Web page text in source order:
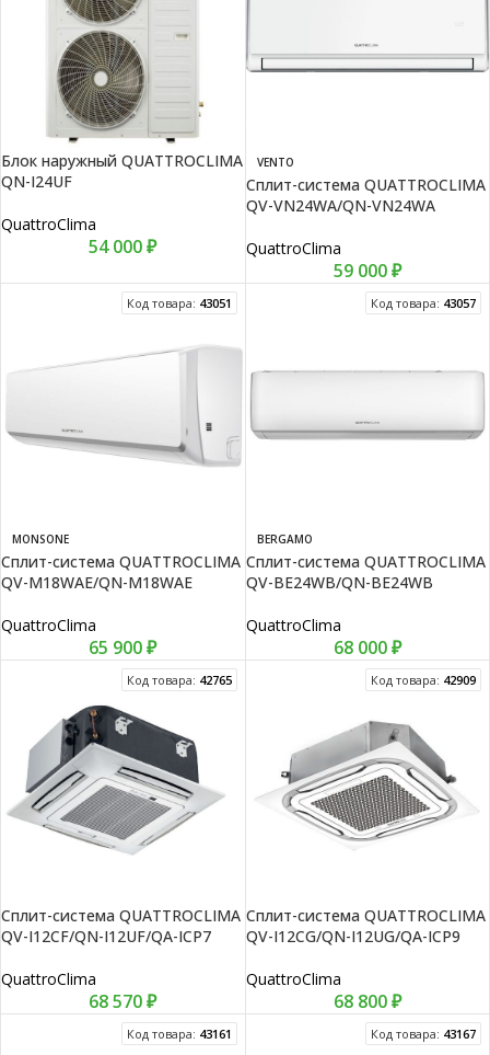
Блок наружный QUATTROCLIMA
QN-I24UF
QuattroClima
54 000₽
VENTO
Сплит-система QUATTROCLIMA
QV-VN24WA/QN-VN24WA
QuattroClima
59 000₽
Код товара: 43051
MONSONE
Сплит-система QUATTROCLIMA
QV-M18WAE/QN-M18WAE
QuattroClima
65 900₽
Код товара: 43057
BERGAMO
Сплит-система QUATTROCLIMA
QV-BE24WB/QN-BE24WB
QuattroClima
68 000₽
Код товара: 42765
Сплит-система QUATTROCLIMA
QV-I12CF/QN-I12UF/QA-ICP7
QuattroClima
68 570₽
Код товара: 42909
Сплит-система QUATTROCLIMA
QV-I12CG/QN-I12UG/QA-ICP9
QuattroClima
68 800₽
Код товара: 43161 Код товара: 43167